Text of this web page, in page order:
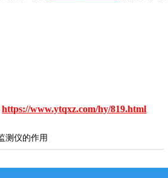
https://www.ytqxz.com/hy/819.html
测仪的作用